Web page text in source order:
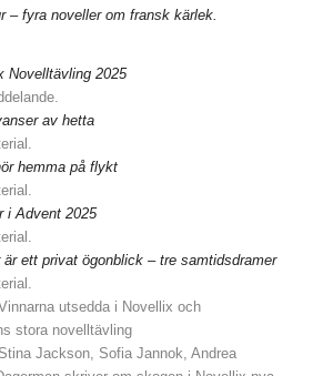
– fyra noveller om fransk kärlek.
Novelltävling 2025
av hetta
hemma på flykt
i Advent 2025
är ett privat ögonblick – tre samtidsdramer
utsedda i Novellix och
stora novelltävling
Stina Jackson, Sofia Jannok, Andrea